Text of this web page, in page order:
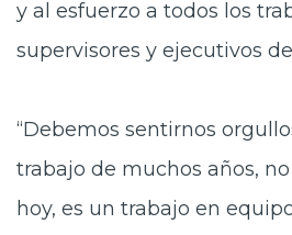
y al esfuerzo a todos los
supervisores y ejecutivos
“Debemos sentirnos
trabajo de muchos años,
hoy, es un trabajo en